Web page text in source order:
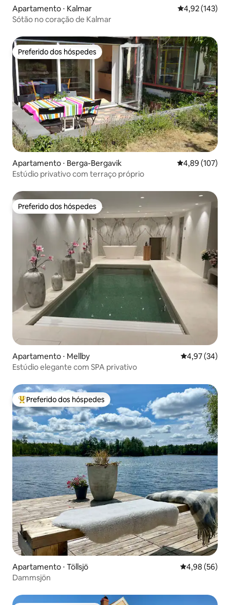
Apartamento ⋅ Kalmar 4,92 de uma
4,92 (143)
Sótão no coração de Kalmar
Preferido dos hóspedes
Preferido dos hóspedes
Apartamento ⋅ Berga-Bergavik 4,89 de uma
4,89 (107)
Estúdio privativo com terraço próprio
Preferido dos hóspedes
Preferido dos hóspedes
Apartamento ⋅ Mellby 4,97 de uma
4,97 (34)
Estúdio elegante com SPA privativo
Entre os melhores preferidos dos hóspedes
Preferido dos hóspedes
Apartamento ⋅ Töllsjö 4,98 de uma
4,98 (56)
Dammsjön